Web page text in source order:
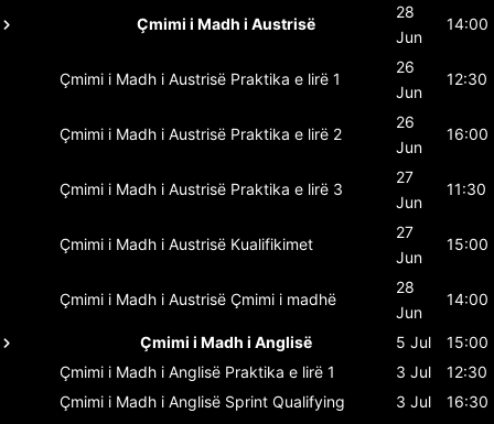
Çmimi i Madh i Austrisë
28
Jun
14:00
Çmimi i Madh i Austrisë Praktika e lirë 1
26
Jun
12:30
Çmimi i Madh i Austrisë Praktika e lirë 2
26
Jun
16:00
Çmimi i Madh i Austrisë Praktika e lirë 3
27
Jun
11:30
Çmimi i Madh i Austrisë Kualifikimet
27
Jun
15:00
Çmimi i Madh i Austrisë Çmimi i madhë
28
Jun
14:00
Çmimi i Madh i Anglisë 5 Jul
15:00
Çmimi i Madh i Anglisë Praktika e lirë 1 3 Jul
12:30
Çmimi i Madh i Anglisë Sprint Qualifying 3 Jul
16:30